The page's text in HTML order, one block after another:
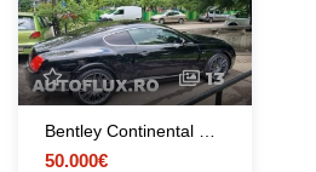
13
50.000€